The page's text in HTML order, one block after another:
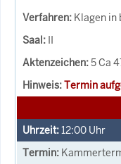
Klagen
II
5 Ca
Termin
12:00 Uhr